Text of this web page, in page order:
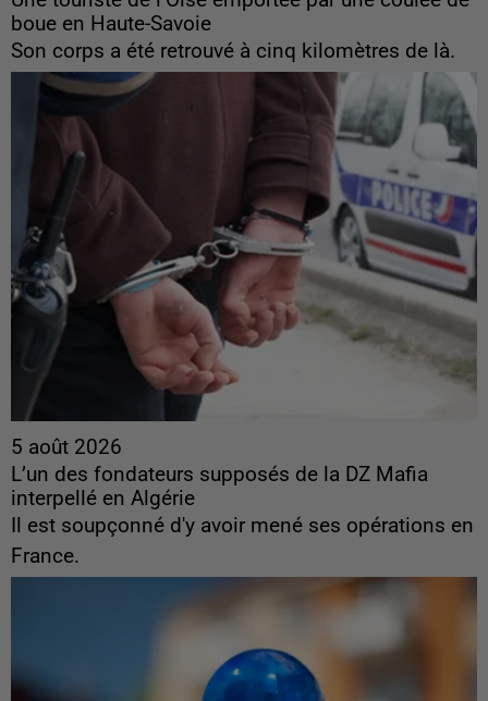
boue en Haute-Savoie
Son corps a été retrouvé à cinq kilomètres de là.
5 août 2026
L’un des fondateurs supposés de la DZ Mafia
interpellé en Algérie
Il est soupçonné d'y avoir mené ses opérations en
France.